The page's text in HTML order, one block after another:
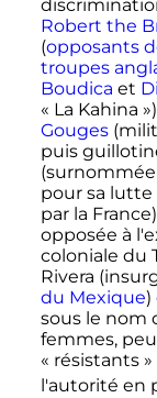
Robert the
(opposants
troupes
Boudica et
« La Kahina
Gouges
puis
pour sa lutte
par la
opposée à
coloniale du
Rivera
du Mexique)
sous le nom
femmes,
« résistants
l'autorité en